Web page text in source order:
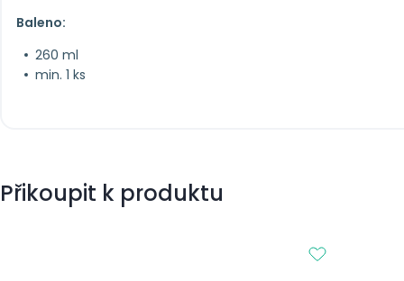
Baleno:
260 ml
min. 1 ks
Přikoupit k produktu